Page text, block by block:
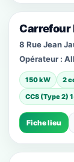
Carrefour
8 Rue Jean
Opérateur :
150 kW
2
CCS (Type 2)
Fiche lieu